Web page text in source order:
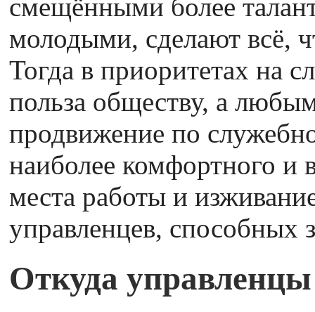
смещёнными более
молодыми, сделают всё,
Тогда в приоритетах на
польза обществу, а
продвижение по
наиболее комфортного и
места работы и
управленцев, способных
Откуда управленцы